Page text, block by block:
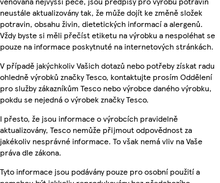
neustále aktualizovány tak, že může dojít ke změně složek
potravin, obsahu živin, dietetických informací a alergenů.
Vždy byste si měli přečíst etiketu na výrobku a nespoléhat se
pouze na informace poskytnuté na internetových stránkách.
V případě jakýchkoliv Vašich dotazů nebo potřeby získat radu
ohledně výrobků značky Tesco, kontaktujte prosím Oddělení
pro služby zákazníkům Tesco nebo výrobce daného výrobku,
pokdu se nejedná o výrobek značky Tesco.
I přesto, že jsou informace o výrobcích pravidelně
aktualizovány, Tesco nemůže přijmout odpovědnost za
jakékoliv nesprávné informace. To však nemá vliv na Vaše
práva dle zákona.
Tyto informace jsou podávány pouze pro osobní použití a